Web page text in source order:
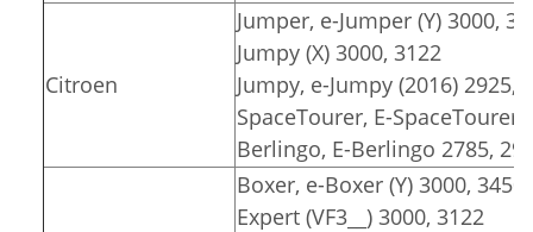
Citroen
Jumper, e-Jumper (Y) 3000,
Jumpy (X) 3000, 3122
Jumpy, e-Jumpy (2016) 2925,
SpaceTourer, E-SpaceTourer
Berlingo, E-Berlingo 2785,
Boxer, e-Boxer (Y) 3000,
Expert (VF3__) 3000, 3122